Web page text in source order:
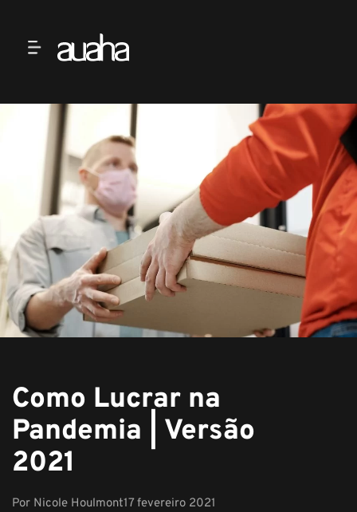
Como Lucrar na
Pandemia | Versão
2021
Por Nicole Houlmont17 fevereiro 2021